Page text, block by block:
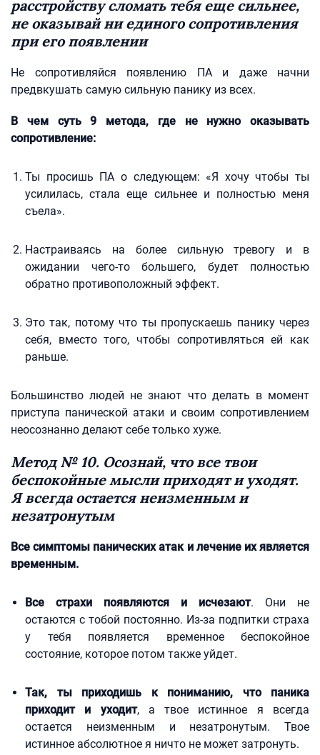
расстройству сломать тебя еще сильнее,
не оказывай ни единого сопротивления
при его появлении
Не сопротивляйся появлению ПА и даже начни
предвкушать самую сильную панику из всех.
В чем суть 9 метода, где не нужно оказывать
сопротивление:
Ты просишь ПА о следующем: «Я хочу чтобы ты
усилилась, стала еще сильнее и полностью меня
съела».
Настраиваясь на более сильную тревогу и в
ожидании чего-то большего, будет полностью
обратно противоположный эффект.
Это так, потому что ты пропускаешь панику через
себя, вместо того, чтобы сопротивляться ей как
раньше.
Большинство людей не знают что делать в момент
приступа панической атаки и своим сопротивлением
неосознанно делают себе только хуже.
Метод № 10. Осознай, что все твои
беспокойные мысли приходят и уходят.
Я всегда остается неизменным и
незатронутым
Все симптомы панических атак и лечение их является
временным.
Все страхи появляются и исчезают. Они не
остаются с тобой постоянно. Из-за подпитки страха
у тебя появляется временное беспокойное
состояние, которое потом также уйдет.
Так, ты приходишь к пониманию, что паника
приходит и уходит, а твое истинное я всегда
остается неизменным и незатронутым. Твое
истинное абсолютное я ничто не может затронуть.